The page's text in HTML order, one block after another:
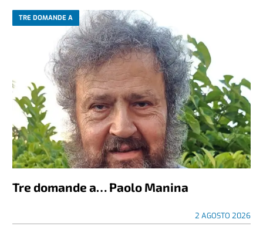
TRE DOMANDE A
Tre domande a… Paolo Manina
2 AGOSTO 2026